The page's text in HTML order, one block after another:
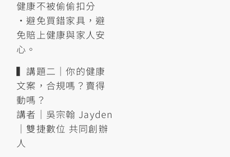
健康不被偷偷扣分
•避免買錯家具，避
免賠上健康與家人安
心。
▍講題二｜你的健康
文案，合規嗎？賣得
動嗎？
講者｜吳宗翰 Jayden
｜雙捷數位 共同創辦
人